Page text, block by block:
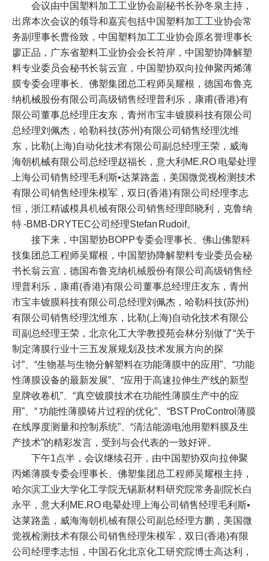
会议由中国塑料加工工业协会副秘书长孙冬泉主持，
出席本次会议的领导和嘉宾包括中国塑料加工工业协会常
务副理事长曹俭致，中国塑料加工工业协会原名誉理事长
廖正品，广东省塑料工业协会会长符岸，中国塑协降解塑
料专业委员会秘书长翁云宣，中国塑协双向拉伸聚丙烯薄
膜专委会理事长、佛塑集团总工程师吴耀根，德国布鲁克
纳机械股份有限公司高级销售经理普利乐，康甫(香港)有
限公司董事总经理庄友东，青州市宝丰镀膜科技有限公司
总经理刘佩杰，哈勒科技(苏州)有限公司销售经理沈维
东，比勒(上海)自动化技术有限公司副总经理王荣，威海
海朝机械有限公司总经理赵福长，意大利ME.RO 电晕处理
上海公司销售经理毛利斯•达莱路盖，美国微觉视检测技术
有限公司销售经理朱模军，双日(香港)有限公司经理李志
恒，浙江精诚模具机械有限公司销售经理郎晓利，克鲁纳
特 -BMB-DRYTEC公司经理Stefan Rudoif。
接下来，中国塑协BOPP专委会理事长、佛山佛塑科
技集团总工程师吴耀根，中国塑协降解塑料专业委员会秘
书长翁云宣，德国布鲁克纳机械股份有限公司高级销售经
理普利乐，康甫(香港)有限公司董事总经理庄友东，青州
市宝丰镀膜科技有限公司总经理刘佩杰，哈勒科技(苏州)
有限公司销售经理沈维东，比勒(上海)自动化技术有限公
司副总经理王荣，北京化工大学教授苑会林分别做了“关于
制定薄膜行业十三五发展规划及技术发展方向的探
讨”、“生物基与生物分解塑料在功能薄膜中的应用”、“功能
性薄膜设备的最新发展”、“应用于高速拉伸生产线的新型
皇牌收卷机”、“真空镀膜技术在功能性薄膜生产中的应
用”、“ 功能性薄膜铸片过程的优化”、“BST ProControl薄膜
在线厚度测量和控制系统”、“清洁能源电池用塑料膜及生
产技术”的精彩发言，受到与会代表的一致好评。
下午1点半，会议继续召开，由中国塑协双向拉伸聚
丙烯薄膜专委会理事长、佛塑集团总工程师吴耀根主持，
哈尔滨工业大学化工学院无锡新材料研究院常务副院长白
永平，意大利ME.RO 电晕处理上海公司销售经理毛利斯•
达莱路盖，威海海朝机械有限公司副总经理方鹏，美国微
觉视检测技术有限公司销售经理朱模军，双日(香港)有限
公司经理李志恒，中国石化北京化工研究院博士高达利，